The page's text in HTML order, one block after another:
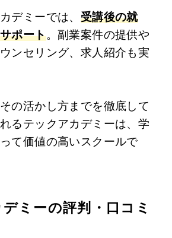
デミーでは、 受講後の就
ポート。副業案件の提供や
ンセリング、求人紹介も実
の活かし方までを徹底して
るテックアカデミーは、学
て価値の高いスクールで
ミーの評判・口コミ